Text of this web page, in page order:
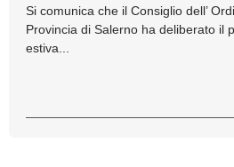
Si comunica che il Consiglio dell’
Provincia di Salerno ha deliberato il
estiva...